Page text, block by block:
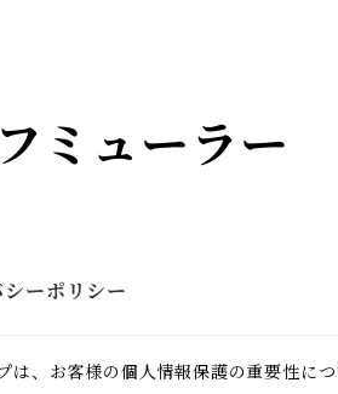
ミューラー
ーポリシー
は、お客様の個人情報保護の重要性に